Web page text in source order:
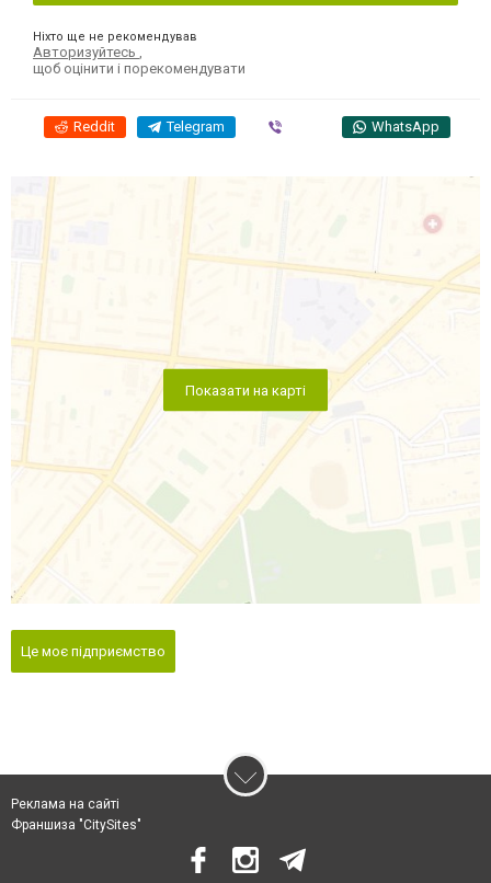
Ніхто ще не рекомендував
Авторизуйтесь
щоб оцінити і порекомендувати
Reddit Telegram WhatsApp
Показати на карті
Це моє підприємство
Реклама на сайті
Франшиза "CitySites"